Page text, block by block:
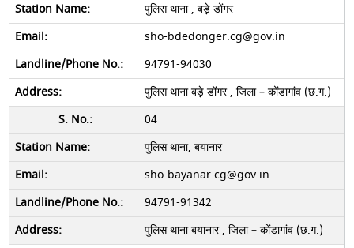
पुलिस थाना , बड़े डोंगर
sho-bdedonger.cg@gov.in
94791-94030
पुलिस थाना बड़े डोंगर , जिला – कोंडागांव (छ.ग.)
04
पुलिस थाना, बयानार
sho-bayanar.cg@gov.in
94791-91342
पुलिस थाना बयानार , जिला – कोंडागांव (छ.ग.)